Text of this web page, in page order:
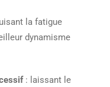
la fatigue
dynamisme
: laissant le